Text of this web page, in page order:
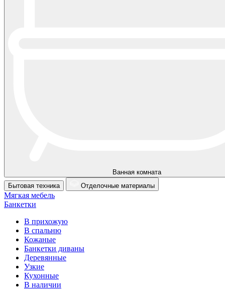
Ванная комната
Бытовая техника
Отделочные материалы
Мягкая мебель
Банкетки
В прихожую
В спальню
Кожаные
Банкетки диваны
Деревянные
Узкие
Кухонные
В наличии